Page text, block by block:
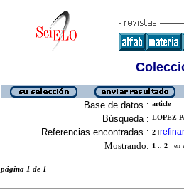
Base de datos : article
Búsqueda : LOPEZ
Referencias encontradas : 2 [refinar
Mostrando: 1 .. 2 en
página 1 de 1